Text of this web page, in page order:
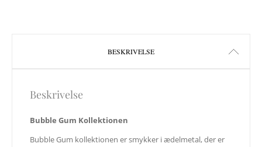
BESKRIVELSE
Beskrivelse
Bubble Gum Kollektionen
Bubble Gum kollektionen er smykker i ædelmetal, der er